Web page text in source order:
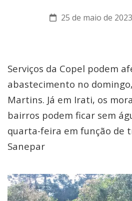
25 de maio de
Serviços da Copel podem
abastecimento no
Martins. Já em Irati, os
bairros podem ficar sem
quarta-feira em função de
Sanepar